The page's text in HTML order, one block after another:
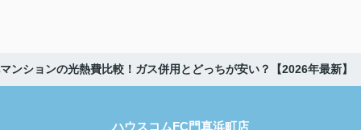
ンションの光熱費比較！ガス併用とどっちが安い？【2026年最新】
ハウスコムFC門真浜町店